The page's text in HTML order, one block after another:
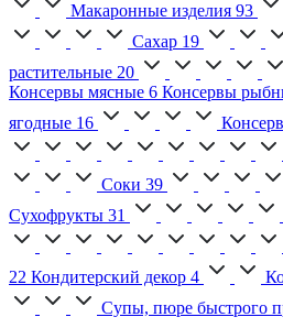
Макаронные изделия 93
Сахар 19
растительные 20
Консервы мясные 6 Консервы
ягодные 16
Соки 39
Сухофрукты 31
22 Кондитерский декор 4
Супы, пюре быстрого